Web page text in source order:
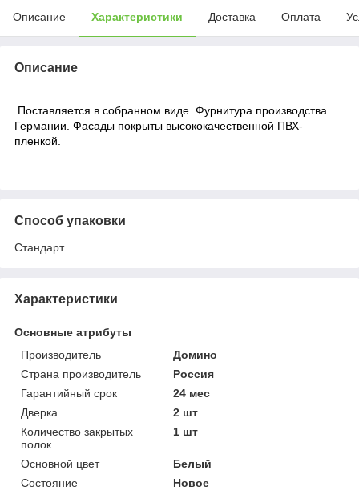
Описание Характеристики Доставка Оплата
Описание
Поставляется в собранном виде. Фурнитура производства
Германии. Фасады покрыты высококачественной ПВХ-
пленкой.
Способ упаковки
Стандарт
Характеристики
Основные атрибуты
Производитель
Домино
Страна производитель
Россия
Гарантийный срок
24 мес
Дверка
2 шт
Количество закрытых
полок
1 шт
Основной цвет
Белый
Состояние
Новое